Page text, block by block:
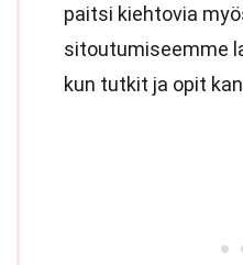
paitsi kiehtovia
sitoutumiseemme
kun tutkit ja opit